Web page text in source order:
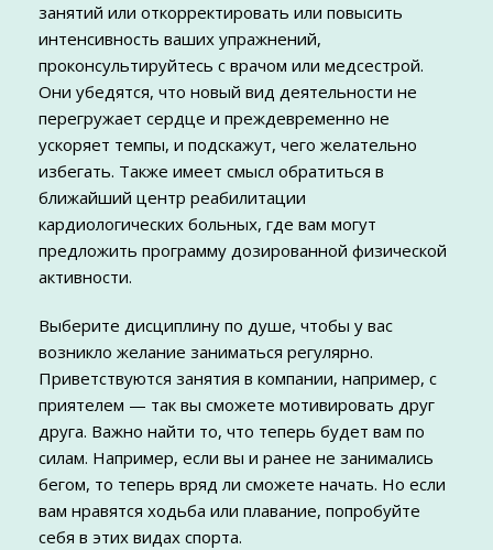
занятий или откорректировать или повысить
интенсивность ваших упражнений,
проконсультируйтесь с врачом или медсестрой.
Они убедятся, что новый вид деятельности не
перегружает сердце и преждевременно не
ускоряет темпы, и подскажут, чего желательно
избегать. Также имеет смысл обратиться в
ближайший центр реабилитации
кардиологических больных, где вам могут
предложить программу дозированной физической
активности.
Выберите дисциплину по душе, чтобы у вас
возникло желание заниматься регулярно.
Приветствуются занятия в компании, например, с
приятелем — так вы сможете мотивировать друг
друга. Важно найти то, что теперь будет вам по
силам. Например, если вы и ранее не занимались
бегом, то теперь вряд ли сможете начать. Но если
вам нравятся ходьба или плавание, попробуйте
себя в этих видах спорта.